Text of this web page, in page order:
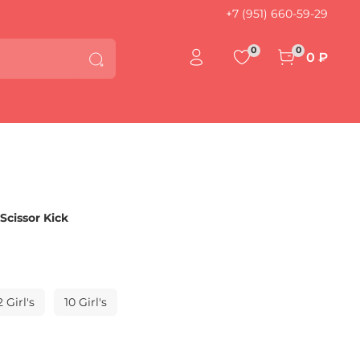
+7 (951) 660-59-29
0 0 0 ₽
Kick
Girl's 10 Girl's